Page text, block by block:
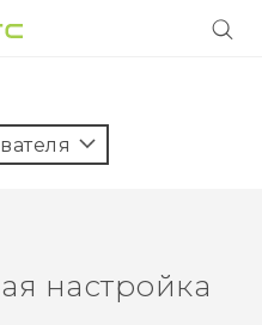
настройка